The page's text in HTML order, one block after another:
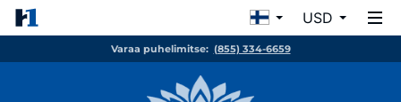
USD
Varaa puhelimitse: (855) 334-6659